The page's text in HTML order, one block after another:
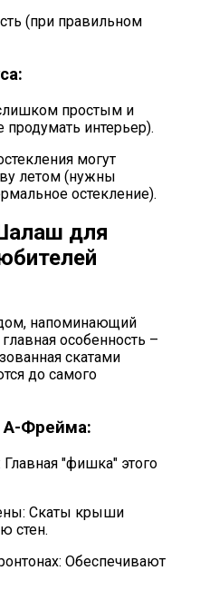
(при правильном
простым и
интерьер).
могут
летом (нужны
остекление).
для
напоминающий
особенность –
скатами
до самого
А-Фрейма:
"фишка" этого
Скаты крыши
стен.
Обеспечивают